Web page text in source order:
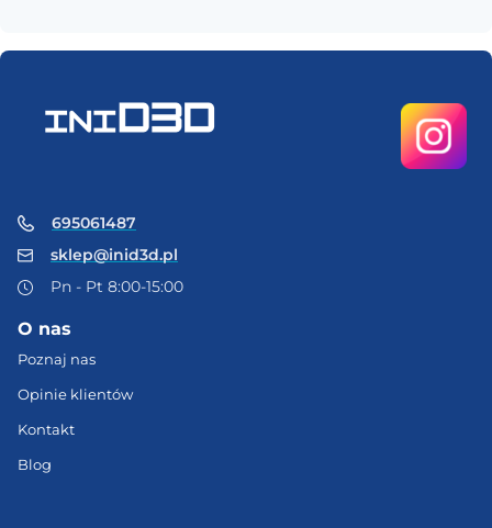
695061487
sklep@inid3d.pl
Pn - Pt 8:00-15:00
O nas
Poznaj nas
Opinie klientów
Kontakt
Blog